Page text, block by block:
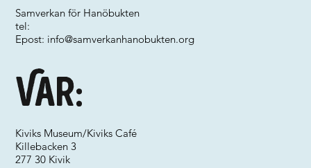
Var:
Samverkan för Hanöbukten
tel:
Epost: info@samverkanhanobukten.org
Kiviks Museum/Kiviks Café
Killebacken 3
277 30 Kivik